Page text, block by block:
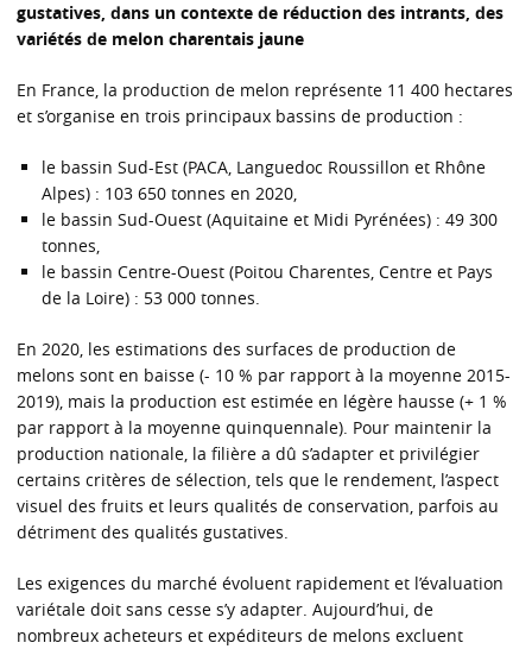
gustatives, dans un contexte de réduction des intrants, des
variétés de melon charentais jaune
En France, la production de melon représente 11 400 hectares
et s’organise en trois principaux bassins de production :
le bassin Sud-Est (PACA, Languedoc Roussillon et Rhône
Alpes) : 103 650 tonnes en 2020,
le bassin Sud-Ouest (Aquitaine et Midi Pyrénées) : 49 300
tonnes,
le bassin Centre-Ouest (Poitou Charentes, Centre et Pays
de la Loire) : 53 000 tonnes.
En 2020, les estimations des surfaces de production de
melons sont en baisse (- 10 % par rapport à la moyenne 2015-
2019), mais la production est estimée en légère hausse (+ 1 %
par rapport à la moyenne quinquennale). Pour maintenir la
production nationale, la filière a dû s’adapter et privilégier
certains critères de sélection, tels que le rendement, l’aspect
visuel des fruits et leurs qualités de conservation, parfois au
détriment des qualités gustatives.
Les exigences du marché évoluent rapidement et l’évaluation
variétale doit sans cesse s’y adapter. Aujourd’hui, de
nombreux acheteurs et expéditeurs de melons excluent